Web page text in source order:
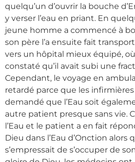
quelqu’un d’ouvrir la bouche
y verser l’eau en priant. En
jeune homme a commencé à
son père l’a ensuite fait
vers un hôpital mieux équipé,
constaté qu’il avait subi une
Cependant, le voyage en
retardé parce que les
demandé que l’Eau soit
autre patient presque sans vie.
l’Eau et le patient a en fait
Dieu dans l’Eau d’Onction alors
s’empressait de s’occuper de